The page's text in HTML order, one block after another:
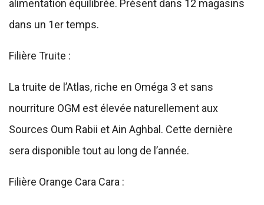
alimentation équilibrée. Présent dans 12 magasins
dans un 1er temps.
Filière Truite :
La truite de l’Atlas, riche en Oméga 3 et sans
nourriture OGM est élevée naturellement aux
Sources Oum Rabii et Ain Aghbal. Cette dernière
sera disponible tout au long de l’année.
Filière Orange Cara Cara :